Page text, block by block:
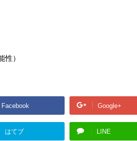
性）
Facebook Google+
はてブ LINE